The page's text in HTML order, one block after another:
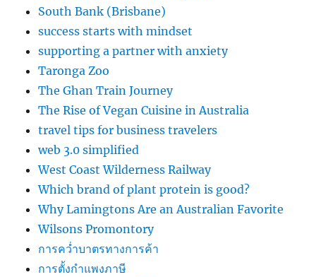
South Bank (Brisbane)
success starts with mindset
supporting a partner with anxiety
Taronga Zoo
The Ghan Train Journey
The Rise of Vegan Cuisine in Australia
travel tips for business travelers
web 3.0 simplified
West Coast Wilderness Railway
Which brand of plant protein is good?
Why Lamingtons Are an Australian Favorite
Wilsons Promontory
การคว่ำบาตรทางการค้า
การตั้งกำแพงภาษี